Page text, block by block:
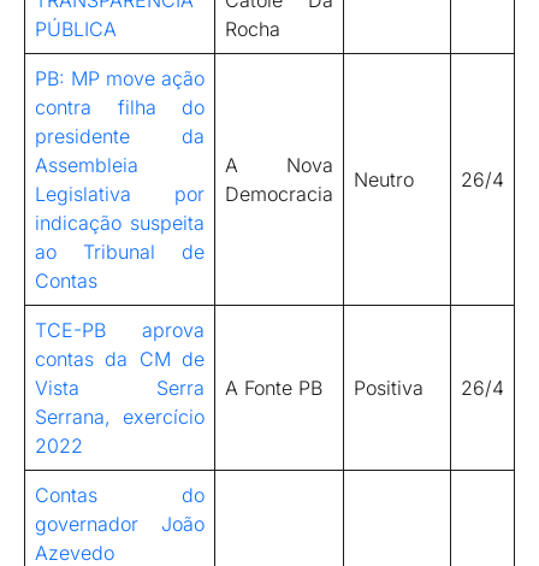
PÚBLICA
Rocha
PB: MP move ação
contra filha do
presidente da
Assembleia
Legislativa por
indicação suspeita
ao Tribunal de
Contas
A Nova
Democracia
Neutro 26/4
TCE-PB aprova
contas da CM de
Vista Serra
Serrana, exercício
2022
A Fonte PB Positiva 26/4
Contas do
governador João
Azevedo